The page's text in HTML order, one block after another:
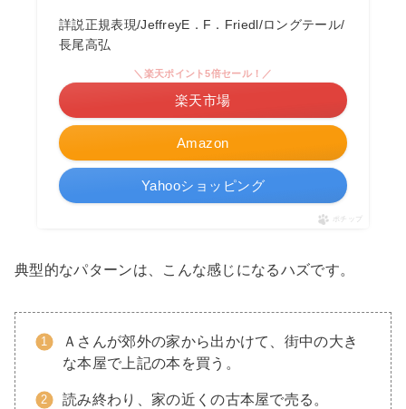
詳説正規表現/JeffreyE．F．Friedl/ロングテール/
長尾高弘
Amazon
＼楽天ポイント5倍セール！／
楽天市場
Yahooショッピング
ポチップ
典型的なパターンは、こんな感じになるハズです。
Ａさんが郊外の家から出かけて、街中の大き
な本屋で上記の本を買う。
読み終わり、家の近くの古本屋で売る。